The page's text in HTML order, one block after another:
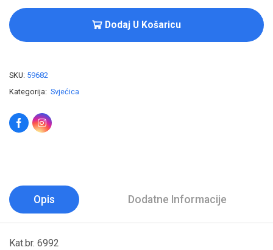
Dodaj U Košaricu
SKU: 59682
Kategorija: Svjećica
Opis Dodatne Informacije
Kat.br. 6992